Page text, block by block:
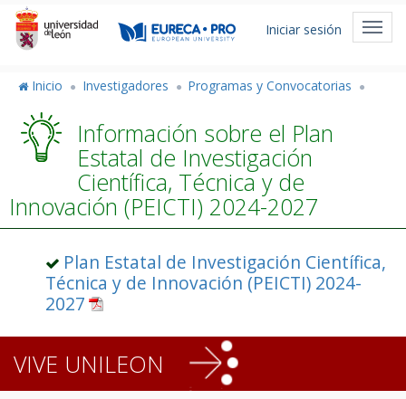
Pasar
contenido
Menú
cuenta
usuario
Iniciar sesión
Inicio Investigadores Programas y Convocatorias
Información sobre el Plan
Estatal de Investigación
Científica, Técnica y de
Innovación (PEICTI) 2024-2027
Plan Estatal de Investigación Científica,
Técnica y de Innovación (PEICTI) 2024-
2027
VIVE UNILEON